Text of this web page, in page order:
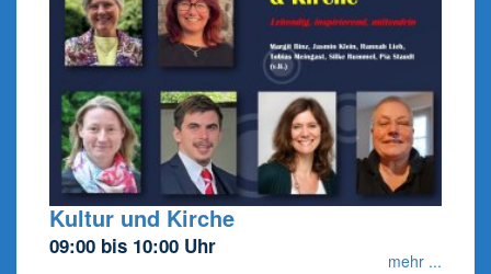
Kultur und Kirche
09:00 bis 10:00 Uhr
mehr ...